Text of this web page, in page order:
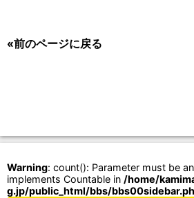
«前のページに戻る
Warning: count(): Parameter must be
implements Countable in /home/
g.jp/public_html/bbs/